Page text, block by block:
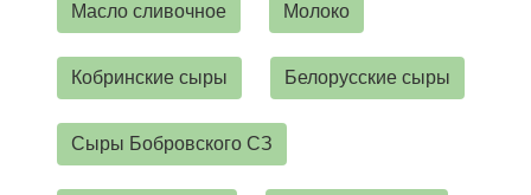
Масло сливочное Молоко
Кобринские сыры Белорусские сыры
Сыры Бобровского СЗ